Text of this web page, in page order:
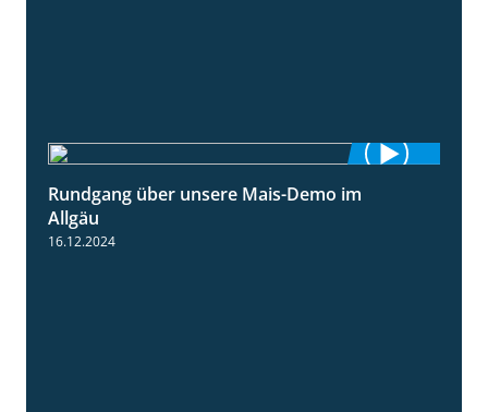
Rundgang über unsere Mais-Demo im
Allgäu
16.12.2024